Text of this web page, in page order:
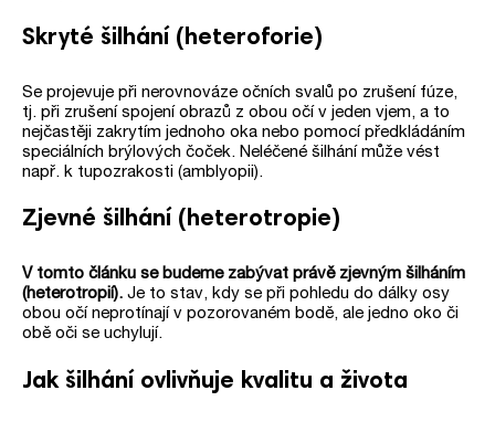
Skryté šilhání (heteroforie)
Se projevuje při nerovnováze očních svalů po zrušení fúze,
tj. při zrušení spojení obrazů z obou očí v jeden vjem, a to
nejčastěji zakrytím jednoho oka nebo pomocí předkládáním
speciálních brýlových čoček. Neléčené šilhání může vést
např. k tupozrakosti (amblyopii).
Zjevné šilhání (heterotropie)
V tomto článku se budeme zabývat právě zjevným šilháním
(heterotropií). Je to stav, kdy se při pohledu do dálky osy
obou očí neprotínají v pozorovaném bodě, ale jedno oko či
obě oči se uchylují.
Jak šilhání ovlivňuje kvalitu a života